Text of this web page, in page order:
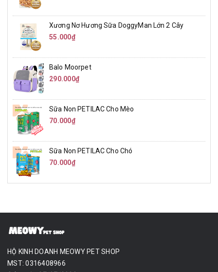
Xương Nơ Hương Sữa DoggyMan Lớn 2 Cây
55.000₫
Balo Moorpet
290.000₫
Sữa Non PETILAC Cho Mèo
70.000₫
Sữa Non PETILAC Cho Chó
70.000₫
HỘ KINH DOANH MEOWY PET SHOP
MST: 0316408966